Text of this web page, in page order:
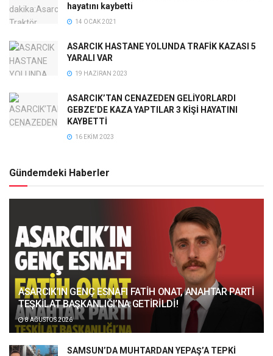
hayatını kaybetti
14 OCAK 2021
ASARCIK HASTANE YOLUNDA TRAFİK KAZASI 5
YARALI VAR
19 HAZIRAN 2023
ASARCIK’TAN CENAZEDEN GELİYORLARDI
GEBZE’DE KAZA YAPTILAR 3 KİŞİ HAYATINI
KAYBETTİ
16 EKIM 2023
Gündemdeki Haberler
ASARCIK’IN GENÇ ESNAFI FATİH ONAT, ANAHTAR PARTİ
TEŞKİLAT BAŞKANLIĞI’NA GETİRİLDİ!
8 AĞUSTOS 2026
SAMSUN’DA MUHTARDAN YEPAŞ’A TEPKİ